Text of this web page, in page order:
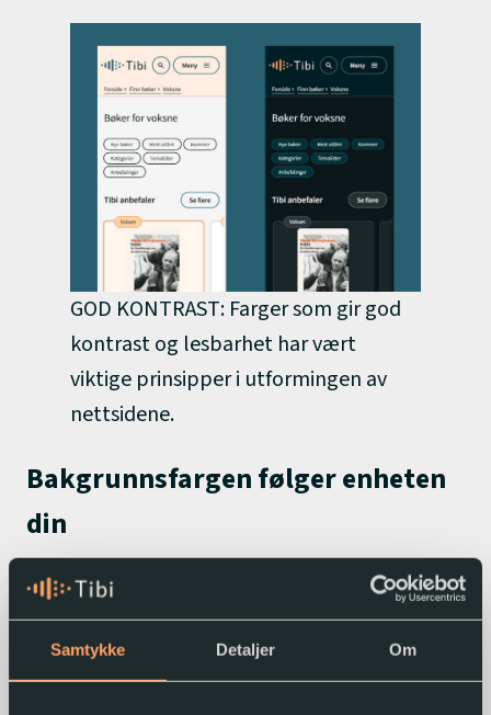
Samtykke Detaljer Om
GOD KONTRAST: Farger som gir god
kontrast og lesbarhet har vært
viktige prinsipper i utformingen av
nettsidene.
Bakgrunnsfargen følger enheten
din
Om du ser tibi.no i lys eller mørk modus er
avhengig av innstillingen du har på PC-en eller
mobilen din.